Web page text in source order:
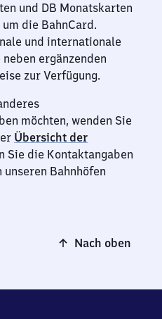
und DB Monatskarten
die BahnCard.
und internationale
ergänzenden
zur Verfügung.
möchten, wenden Sie
Übersicht der
Sie die Kontaktangaben
Bahnhöfen
Nach oben